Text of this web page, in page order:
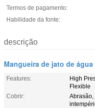
Termos de pagamento:
Habilidade da fonte:
descrição
Mangueira de jato de
Features:
High
Flexible
Cobrir:
Abrasão,